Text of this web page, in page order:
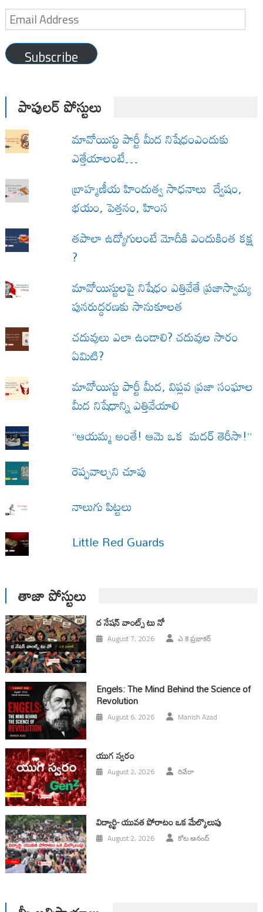
Email
Address
Subscribe
పాపులర్ పోస్టులు
మావోయిస్టు పార్టీ మీద నిషేధంఎందుకు
ఎత్తేయాలంటే…
బ్రాహ్మణీయ హిందుత్వ సాధనాలు ద్వేషం,
భయం, పెత్తనం, హింస
త‌పాలా ఉద్యోగులంటే మోదీకి ఎందుకింత కక్ష
?
మావోయిస్టులపై నిషేధం ఎత్తివేతే ప్రజాస్వామ్య
పునరుద్ధరణకు సానుకూలత
చదువులు ఎలా ఉండాలి? చదువుల సారం
ఏమిటి?
మావోయిస్టు పార్టీ మీద, విప్లవ ప్రజా సంఘాల
మీద నిషేధాన్ని ఎత్తివేయాలి
“ఆయమ్మ అంతే! ఆమె ఒక మదర్ తెరీసా!”
రెప్పవాల్చని చూపు
నాలుగు పిట్టలు
Little Red Guards
తాజా పోస్టులు
ద నేషన్ వాంట్స్ టు నో
August 7, 2026 ఎ కె ప్రభాకర్
Engels: The Mind Behind the Science of
Revolution
August 6, 2026 Manish Azad
యుగ స్వ‌రం
August 2, 2026 రివేరా
విద్యార్థి- యువత పోరాటం ఒక మేల్కొలుపు
August 2, 2026 కోట ఆనంద్